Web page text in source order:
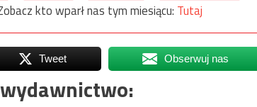
kto wparł nas tym miesiącu: Tutaj
Tweet Obserwuj nas